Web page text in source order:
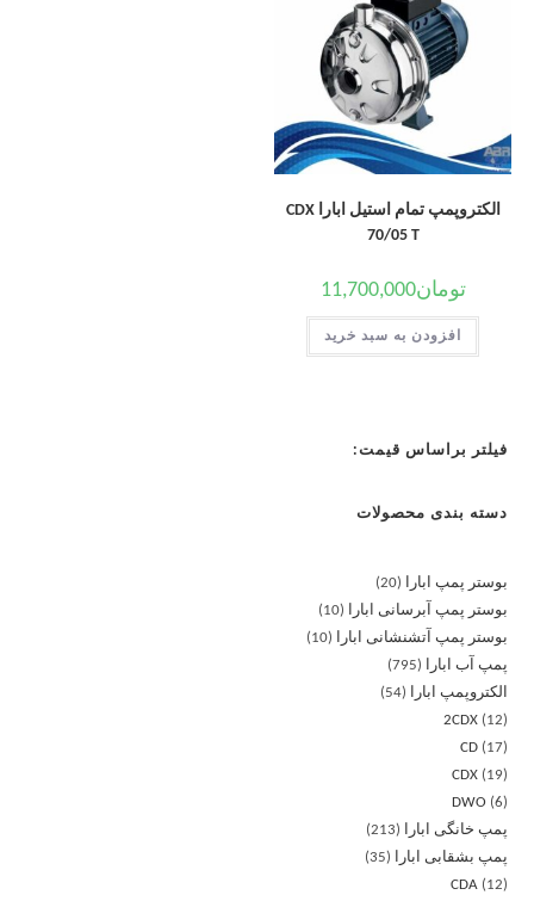
الکتروپمپ تمام استیل ابارا CDX
70/05 T
تومان11,700,000
افزودن به سبد خرید
فیلتر براساس قیمت:
دسته بندی محصولات
بوستر پمپ ابارا
20
بوستر پمپ آبرسانی ابارا
10
بوستر پمپ آتشنشانی ابارا
10
پمپ آب ابارا
795
الکتروپمپ ابارا
54
2CDX
12
CD
17
CDX
19
DWO
6
پمپ خانگی ابارا
213
پمپ بشقابی ابارا
35
CDA
12